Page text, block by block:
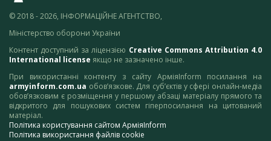
© 2018 - 2026, ІНФОРМАЦІЙНЕ АГЕНТСТВО,
Міністерство оборони України
Контент доступний за ліцензією Creative Commons Attribution 4.0
International license якщо не зазначено інше.
При використанні контенту з сайту АрміяInform посилання на
armyinform.com.ua обов’язкове. Для суб’єктів у сфері онлайн-медіа
обов’язковим є розміщення у першому абзаці матеріалу прямого та
відкритого для пошукових систем гіперпосилання на цитований
матеріал.
Політика користування сайтом АрміяInform
Політика використання файлів cookie